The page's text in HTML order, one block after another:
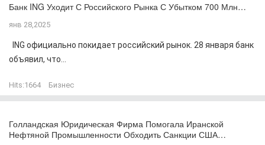
Банк ING Уходит С Российского Рынка С Убытком 700 Млн…
янв 28,2025
ING официально покидает российский рынок. 28 января банк
объявил, что...
Hits:1664 Бизнес
Голландская Юридическая Фирма Помогала Иранской
Нефтяной Промышленности Обходить Санкции США…